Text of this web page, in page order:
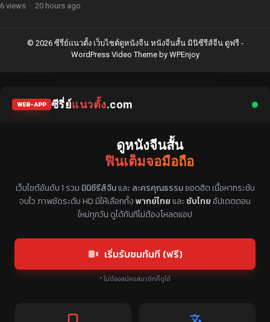
6 views · 20 hours ago
© 2026 ซีรี่ย์แนวตั้ง เว็บไซต์ดูหนังจีน หนังจีนสั้น มินิซีรีส์จีน ดูฟรี -
WordPress Video Themeby WPEnjoy
WEB-APP ซีรี่ย์แนวตั้ง.com
ดูหนังจีนสั้น
ฟินเต็มจอมือถือ
เว็บไซต์อันดับ 1 รวม มินิซีรีส์จีนและ ละครคุณธรรมยอดฮิต เนื้อหากระชับ
จบไว ภาพชัดระดับ HD มีให้เลือกทั้งพากย์ไทยและ ซับไทยอัปเดตตอน
ใหม่ทุกวัน ดูได้ทันทีไม่ต้องโหลดแอป
เริ่มรับชมทันที (ฟรี)
* ไม่ต้องสมัครสมาชิกก็ดูได้